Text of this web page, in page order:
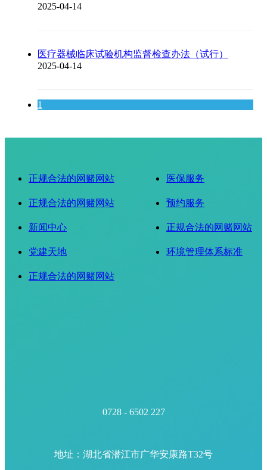
2025-04-14
医疗器械临床试验机构监督检查办法（试行）
2025-04-14
1
正规合法的网赌网站
正规合法的网赌网站
新闻中心
党建天地
正规合法的网赌网站
医保服务
预约服务
正规合法的网赌网站
环境管理体系标准
0728 - 6502 227
地址：湖北省潜江市广华安康路T32号